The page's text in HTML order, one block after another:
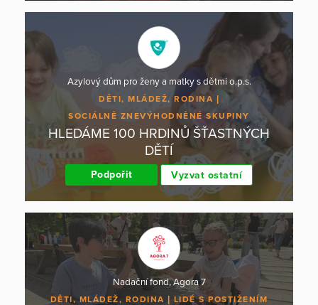
Azylový dům pro ženy a matky s dětmi o.p.s.
DĚTI, MLÁDEŽ, RODINA
SOCIÁLNĚ ZNEVÝHODNĚNÉ SKUPINY
HLEDÁME 100 HRDINŮ ŠŤASTNÝCH
DĚTÍ
Podpořit Vyzvat ostatní
Nadační fond, Agora 7
DĚTI, MLÁDEŽ, RODINA LIDÉ S POSTIŽENÍM